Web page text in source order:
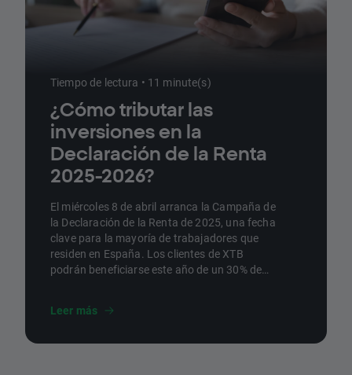
Tiempo de lectura • 11 minute(s)
¿Cómo tributar las
inversiones en la
Declaración de la Renta
2025-2026?
El miércoles 8 de abril arranca la Campaña de
la Declaración de la Renta de 2025, una fecha
clave para la mayoría de trabajadores que
residen en España. Los clientes de XTB
podrán beneficiarse este año de un 30% de
Tributaria que vuelve a colaborar con
presentar su Declaración. ¡Descubre cómo
Leer más